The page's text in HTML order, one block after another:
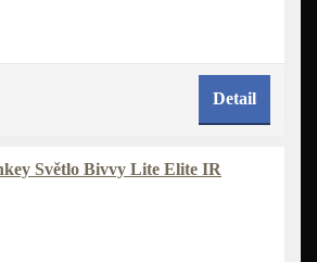
Detail
Světlo Bivvy Lite Elite IR